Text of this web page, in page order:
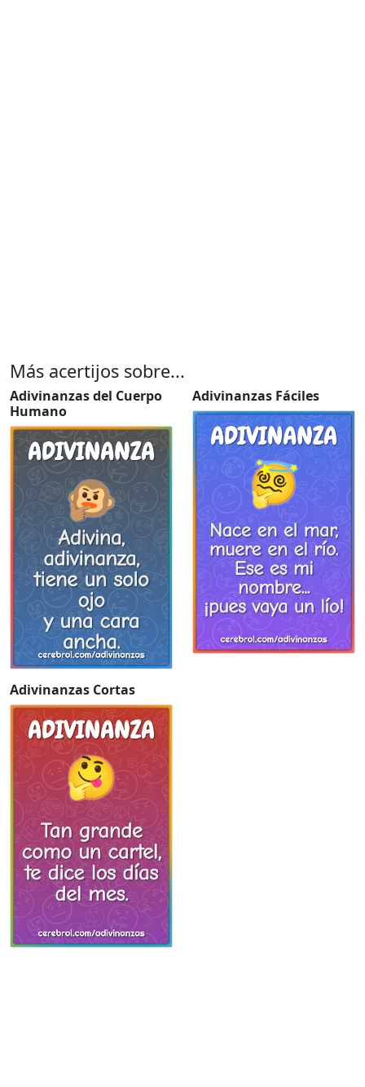
Más acertijos sobre...
Adivinanzas del Cuerpo
Humano
Adivinanzas Fáciles
Adivinanzas Cortas